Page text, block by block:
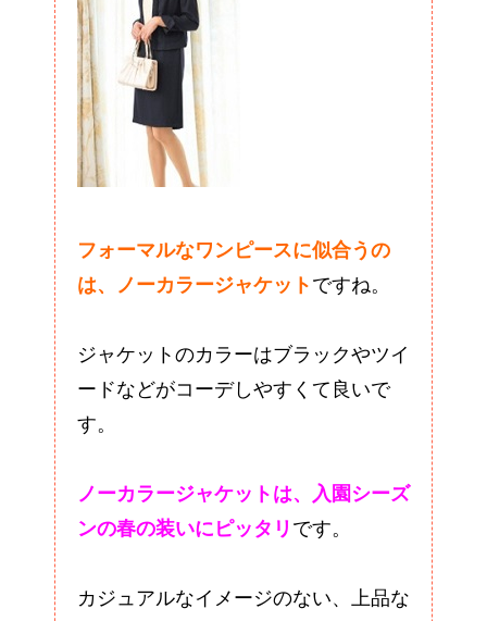
フォーマルなワンピースに似合うの
は、ノーカラージャケット ですね。
ジャケットのカラーはブラックやツイ
ードなどがコーデしやすくて良いで
す。
ノーカラージャケットは、入園シーズ
ンの春の装いにピッタリ です。
カジュアルなイメージのない、上品な